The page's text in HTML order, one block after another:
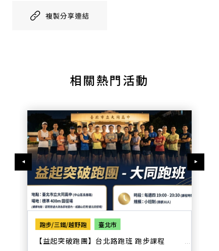
複製分享連結
相關熱門活動
跑步/三鐵/越野跑 臺北市
【益起突破跑團】台北路跑班 跑步課程